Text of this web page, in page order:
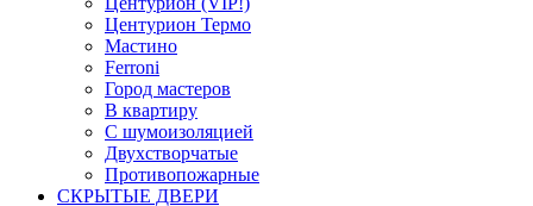
Центурион Термо
Мастино
Ferroni
Город мастеров
В квартиру
С шумоизоляцией
Двухстворчатые
Противопожарные
СКРЫТЫЕ ДВЕРИ